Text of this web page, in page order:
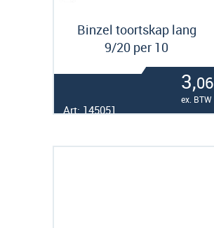
Binzel toortskap lang
9/20 per 10
3,06
ex. BTW
Art: 145051